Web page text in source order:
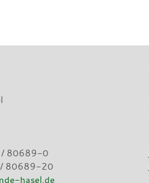
/ 80689-0
/ 80689-20
hasel.de